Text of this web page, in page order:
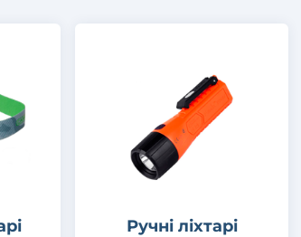
Ручні ліхтарі